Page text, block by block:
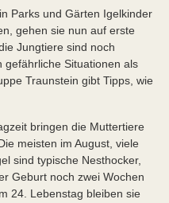
Parks und Gärten Igelkinder
gehen sie nun auf erste
Jungtiere sind noch
Situationen als
Traunstein gibt Tipps, wie
bringen die Muttertiere
meisten im August, viele
sind typische Nesthocker,
Geburt noch zwei Wochen
24. Lebenstag bleiben sie